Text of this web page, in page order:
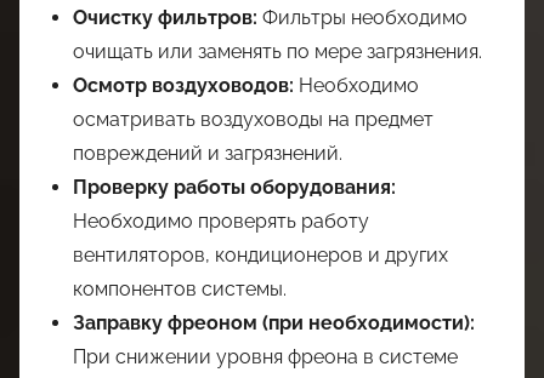
Очистку фильтров: Фильтры необходимо
очищать или заменять по мере загрязнения.
Осмотр воздуховодов: Необходимо
осматривать воздуховоды на предмет
повреждений и загрязнений.
Проверку работы оборудования:
Необходимо проверять работу
вентиляторов, кондиционеров и других
компонентов системы.
Заправку фреоном (при необходимости):
При снижении уровня фреона в системе